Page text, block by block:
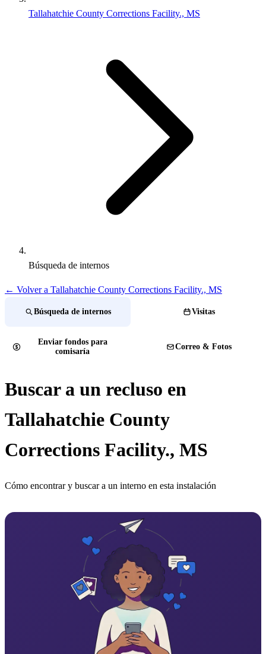
Tallahatchie County Corrections Facility., MS
Búsqueda de internos
← Volver a Tallahatchie County Corrections Facility., MS
Búsqueda de internos Visitas
Enviar fondos para
comisaría
Correo & Fotos
Buscar a un recluso en
Tallahatchie County
Corrections Facility., MS
Cómo encontrar y buscar a un interno en esta instalación